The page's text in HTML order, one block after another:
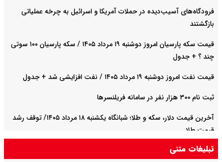
فرودگاه‌های آسیب‌دیده در حملات آمریکا و اسرائیل به چرخه عملیاتی
بازگشتند
قیمت سکه پارسیان امروز دوشنبه ۱۹ مرداد ۱۴۰۵ / سکه پارسیان ۱۰۰ سوتی
چند ؟ + جدول
قیمت نفت امروز دوشنبه ۱۹ مرداد ۱۴۰۵ / نفت افزایشی شد + جدول
ثبت نام ۳۰۰ هزار نفر در سامانه فریلنسرها
آخرین قیمت دلار، سکه و طلا؛ شبانگاه یکشنبه ۱۸ مرداد ۱۴۰۵/ توقف رشد
قیمت طلا
قطع موقت برق در استان های جنوبی به دلیل نقص فنی
تبلیغات متنی